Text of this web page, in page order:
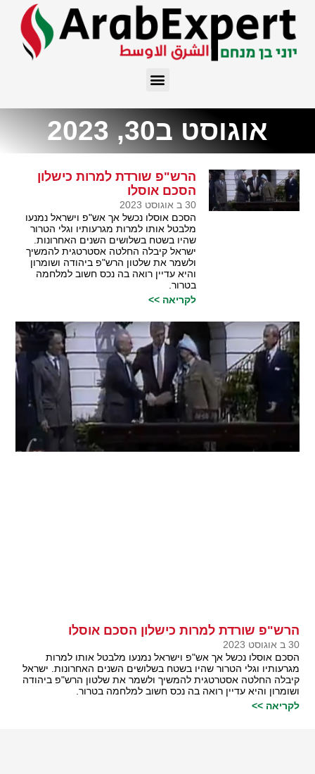
אוגוסט ב30, 2023
הרש"פ שורדת למרות כישלון
הסכם אוסלו
30 ב אוגוסט 2023
הסכם אוסלו נכשל אך אש"פ וישראל נמנעו
מלבטל אותו למרות מגרעותיו וגלי הטרור
שהיו בשטח בשלושים השנים האחרונות.
ישראל קיבלה החלטה אסטרטגית להמשיך
ולשמר את שלטון הרש"פ ביהודה ושומרון
והיא עדיין רואה בה נכס חשוב למלחמה
בטרור.
לקריאה >>
הרש"פ שורדת למרות כישלון הסכם אוסלו
30 ב אוגוסט 2023
הסכם אוסלו נכשל אך אש"פ וישראל נמנעו מלבטל אותו למרות
מגרעותיו וגלי הטרור שהיו בשטח בשלושים השנים האחרונות. ישראל
קיבלה החלטה אסטרטגית להמשיך ולשמר את שלטון הרש"פ ביהודה
ושומרון והיא עדיין רואה בה נכס חשוב למלחמה בטרור.
לקריאה >>